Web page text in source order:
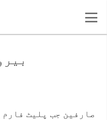
صارفین جب پلیٹ